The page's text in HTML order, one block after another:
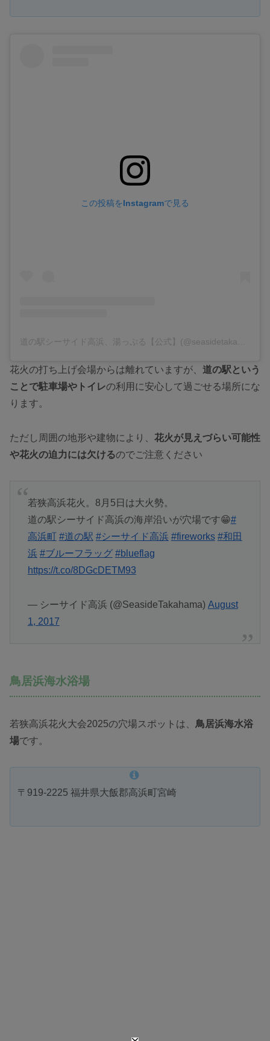
この投稿をInstagramで見る
道の駅シーサイド高浜、湯っぷる【公式】(@seasidetakahama)がシェアした投稿
花火の打ち上げ会場からは離れていますが、 道の駅という
ことで駐車場やトイレの利用に安心して過ごせる場所にな
ります。
ただし周囲の地形や建物により、 花火が見えづらい可能性
や花火の迫力には欠けるのでご注意ください
若狭高浜花火。8月5日は大火勢。
道の駅シーサイド高浜の海岸沿いが穴場です😁#
高浜町 #道の駅 #シーサイド高浜 #fireworks #和田
浜 #ブルーフラッグ #blueflag
https://t.co/8DGcDETM93
— シーサイド高浜 (@SeasideTakahama) August
1, 2017
鳥居浜海水浴場
若狭高浜花火大会2025の穴場スポットは、 鳥居浜海水浴
場です。
〒919-2225 福井県大飯郡高浜町宮崎